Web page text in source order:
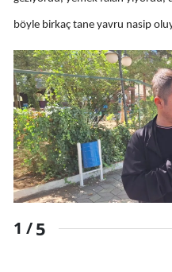
böyle birkaç tane yavru nasip
1 /5